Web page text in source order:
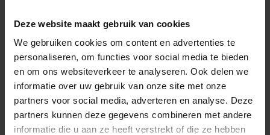
Deze website maakt gebruik van cookies
We gebruiken cookies om content en advertenties te
personaliseren, om functies voor social media te bieden
en om ons websiteverkeer te analyseren. Ook delen we
informatie over uw gebruik van onze site met onze
partners voor social media, adverteren en analyse. Deze
partners kunnen deze gegevens combineren met andere
informatie die u aan ze heeft verstrekt of die ze hebben
de asperges zodra ze gaar zijn direct serveren. Doordat de pan
een glazen deksel heeft kan er gemakkelijk gezien worden of de
asperges klaar zijn. Geschikt voor gas, elektrisch, keramisch,
halogeen, inductie en oven.
De mand is uitneembaar en heeft een diameter van 14.5 en een
hoogte van 19 cm.
Het reinigen van de pan is zeer gemakkelijk want de pan, de
mand en de deksel kunnen gewoon in de vaatwasser.